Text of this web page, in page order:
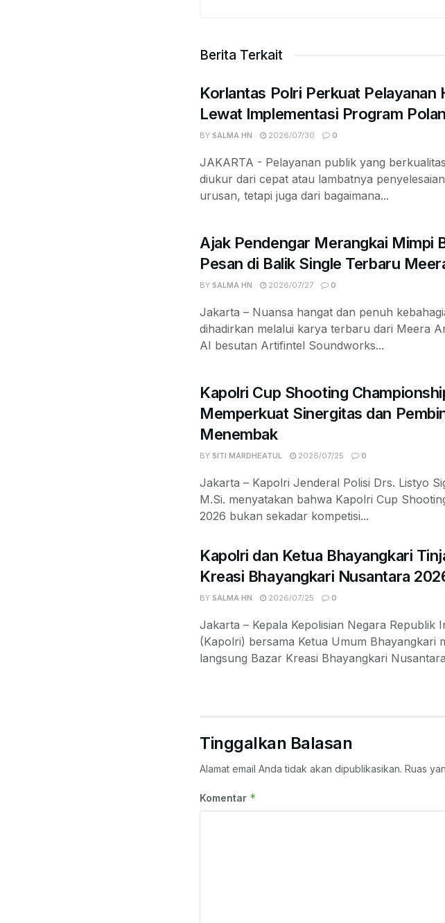
Berita Terkait
Korlantas Polri Perkuat Pelayanan
Lewat Implementasi Program
BY SALMA HN 2026/07/30 0
JAKARTA - Pelayanan publik yang
diukur dari cepat atau lambatnya
urusan, tetapi juga dari bagaimana...
Ajak Pendengar Merangkai Mimpi
Pesan di Balik Single Terbaru
BY SALMA HN 2026/07/27 0
Jakarta – Nuansa hangat dan penuh
dihadirkan melalui karya terbaru dari Meera
AI besutan Artifintel Soundworks...
Kapolri Cup Shooting
Memperkuat Sinergitas dan
Menembak
BY SITI MARDHEATUL 2026/07/25 0
Jakarta – Kapolri Jenderal Polisi Drs. Listyo
M.Si. menyatakan bahwa Kapolri Cup
2026 bukan sekadar kompetisi...
Kapolri dan Ketua Bhayangkari
Kreasi Bhayangkari Nusantara
BY SALMA HN 2026/07/25 0
Jakarta – Kepala Kepolisian Negara Republik
(Kapolri) bersama Ketua Umum Bhayangkari
langsung Bazar Kreasi Bhayangkari
Tinggalkan Balasan
Alamat email Anda tidak akan dipublikasikan. Ruas
Komentar *